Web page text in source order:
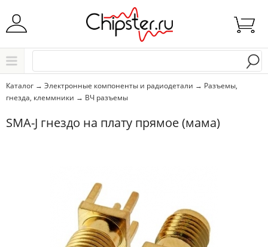
Начните водить название города..
Выбрать
Каталог → Электронные компоненты и радиодетали → Разъемы,
гнезда, клеммники → ВЧ разъемы
SMA-J гнездо на плату прямое (мама)